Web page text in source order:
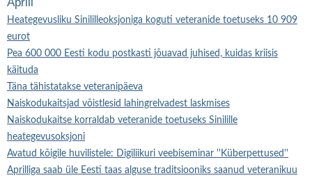
Heategevusliku Sinililleoksjoniga koguti veteranide toetuseks 10 909
eurot
Pea 600 000 Eesti kodu postkasti jõuavad juhised, kuidas kriisis
käituda
Täna tähistatakse veteranipäeva
Naiskodukaitsjad võistlesid lahingrelvadest laskmises
Naiskodukaitse korraldab veteranide toetuseks Sinilille
heategevusoksjoni
Avatud kõigile huvilistele: Digiliikuri veebiseminar ''Küberpettused''
Aprilliga saab üle Eesti taas alguse traditsiooniks saanud veteranikuu